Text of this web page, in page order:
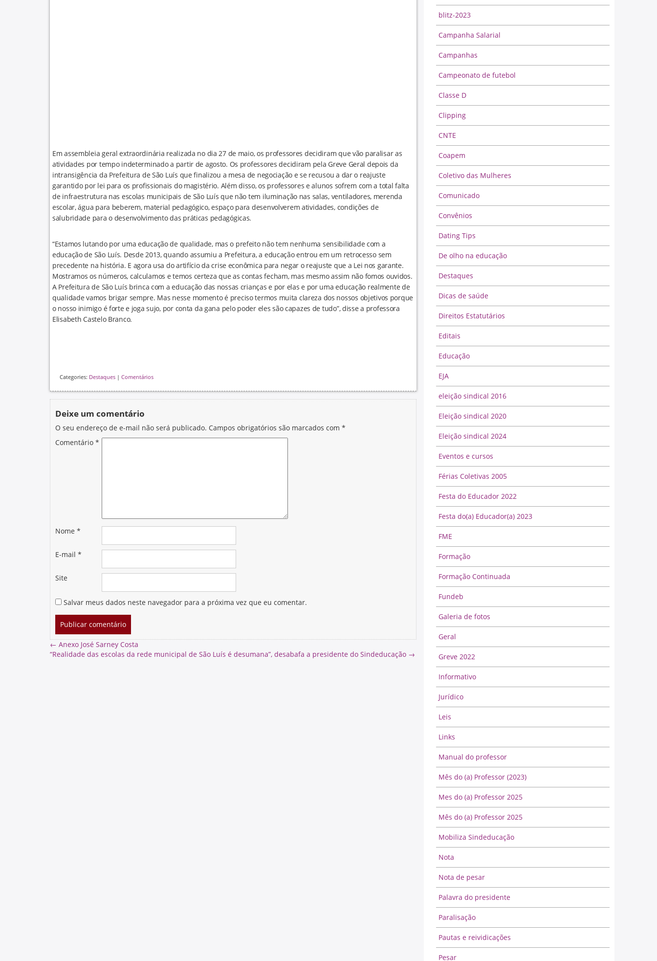
Em assembleia geral extraordinária realizada no dia 27 de maio, os professores decidiram que vão paralisar as
atividades por tempo indeterminado a partir de agosto. Os professores decidiram pela Greve Geral depois da
intransigência da Prefeitura de São Luís que finalizou a mesa de negociação e se recusou a dar o reajuste
garantido por lei para os profissionais do magistério. Além disso, os professores e alunos sofrem com a total falta
de infraestrutura nas escolas municipais de São Luís que não tem iluminação nas salas, ventiladores, merenda
escolar, água para beberem, material pedagógico, espaço para desenvolverem atividades, condições de
salubridade para o desenvolvimento das práticas pedagógicas.
“Estamos lutando por uma educação de qualidade, mas o prefeito não tem nenhuma sensibilidade com a
educação de São Luís. Desde 2013, quando assumiu a Prefeitura, a educação entrou em um retrocesso sem
precedente na história. E agora usa do artifício da crise econômica para negar o reajuste que a Lei nos garante.
Mostramos os números, calculamos e temos certeza que as contas fecham, mas mesmo assim não fomos ouvidos.
A Prefeitura de São Luís brinca com a educação das nossas crianças e por elas e por uma educação realmente de
qualidade vamos brigar sempre. Mas nesse momento é preciso termos muita clareza dos nossos objetivos porque
o nosso inimigo é forte e joga sujo, por conta da gana pelo poder eles são capazes de tudo”, disse a professora
Elisabeth Castelo Branco.
Categories: Destaques | Comentários
Deixe um comentário
O seu endereço de e-mail não será publicado. Campos obrigatórios são marcados com *
Comentário *
Nome *
E-mail *
Site
Salvar meus dados neste navegador para a próxima vez que eu comentar.
← Anexo José Sarney Costa
“Realidade das escolas da rede municipal de São Luís é desumana”, desabafa a presidente do Sindeducação →
blitz-2023
Campanha Salarial
Campanhas
Campeonato de futebol
Classe D
Clipping
CNTE
Coapem
Coletivo das Mulheres
Comunicado
Convênios
Dating Tips
De olho na educação
Destaques
Dicas de saúde
Direitos Estatutários
Editais
Educação
EJA
eleição sindical 2016
Eleição sindical 2020
Eleição sindical 2024
Eventos e cursos
Férias Coletivas 2005
Festa do Educador 2022
Festa do(a) Educador(a) 2023
FME
Formação
Formação Continuada
Fundeb
Galeria de fotos
Geral
Greve 2022
Informativo
Jurídico
Leis
Links
Manual do professor
Mês do (a) Professor (2023)
Mes do (a) Professor 2025
Mês do (a) Professor 2025
Mobiliza Sindeducação
Nota
Nota de pesar
Palavra do presidente
Paralisação
Pautas e reividicações
Pesar